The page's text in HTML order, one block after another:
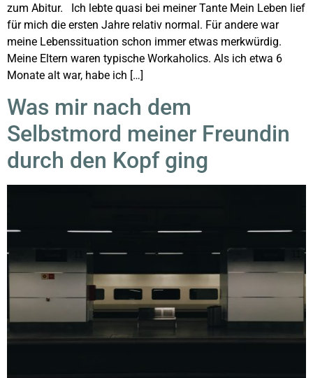
zum Abitur. Ich lebte quasi bei meiner Tante Mein Leben lief
für mich die ersten Jahre relativ normal. Für andere war
meine Lebenssituation schon immer etwas merkwürdig.
Meine Eltern waren typische Workaholics. Als ich etwa 6
Monate alt war, habe ich […]
Was mir nach dem
Selbstmord meiner Freundin
durch den Kopf ging